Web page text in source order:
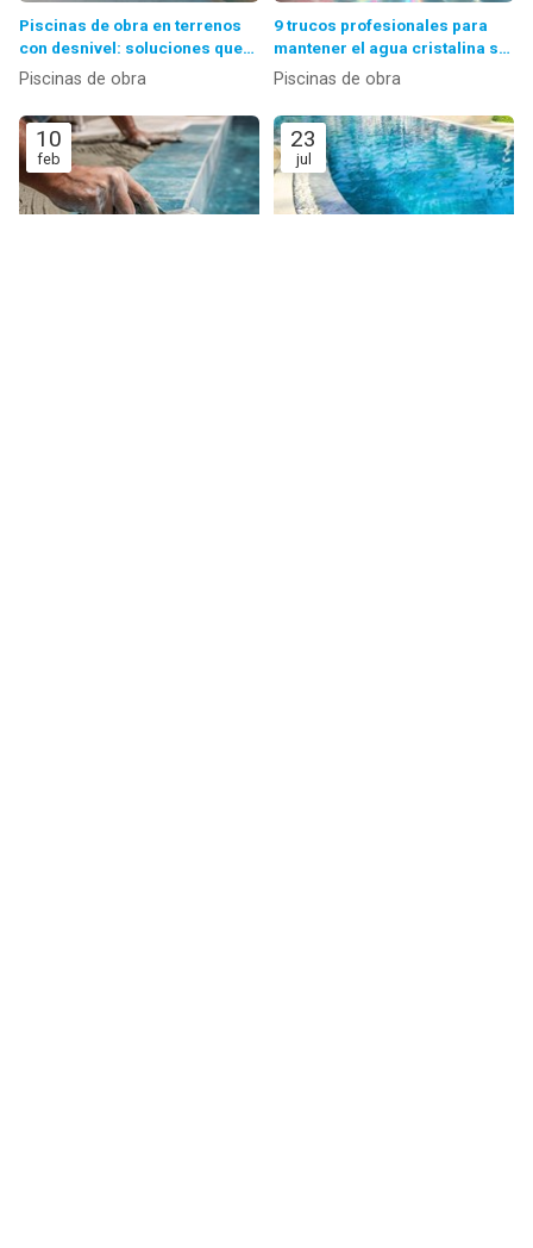
Piscinas de obra en terrenos
con desnivel: soluciones que
funcionan
Piscinas de obra
9 trucos profesionales para
mantener el agua cristalina sin
gastar una fortuna
Piscinas de obra
10
feb
23
jul